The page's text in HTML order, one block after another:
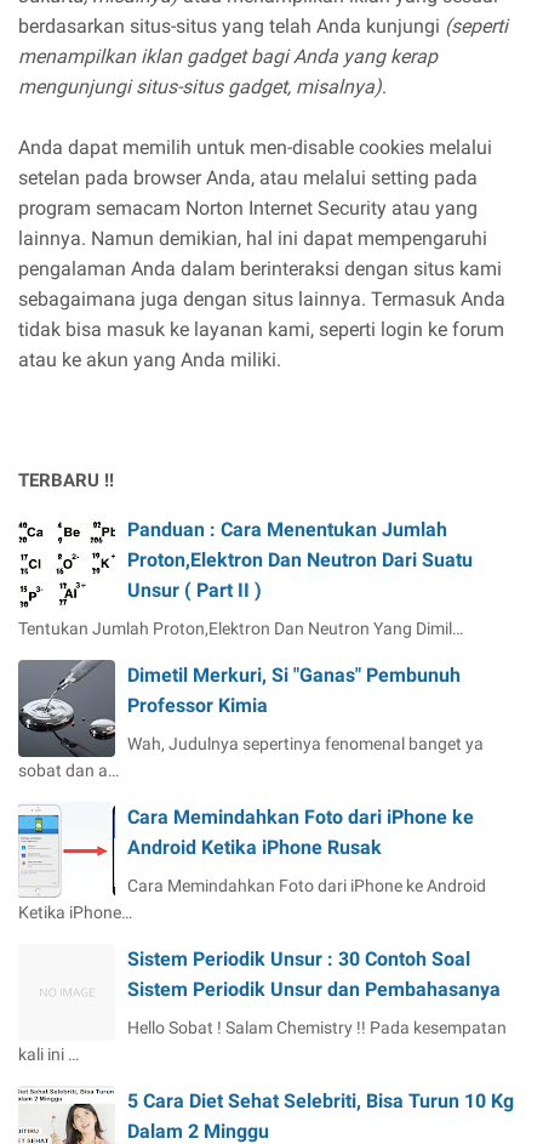
berdasarkan situs-situs yang telah Anda kunjungi (seperti
menampilkan iklan gadget bagi Anda yang kerap
mengunjungi situs-situs gadget, misalnya).
Anda dapat memilih untuk men-disable cookies melalui
setelan pada browser Anda, atau melalui setting pada
program semacam Norton Internet Security atau yang
lainnya. Namun demikian, hal ini dapat mempengaruhi
pengalaman Anda dalam berinteraksi dengan situs kami
sebagaimana juga dengan situs lainnya. Termasuk Anda
tidak bisa masuk ke layanan kami, seperti login ke forum
atau ke akun yang Anda miliki.
TERBARU !!
Panduan : Cara Menentukan Jumlah
Proton,Elektron Dan Neutron Dari Suatu
Unsur ( Part II )
Tentukan Jumlah Proton,Elektron Dan Neutron Yang Dimil…
Dimetil Merkuri, Si "Ganas" Pembunuh
Professor Kimia
Wah, Judulnya sepertinya fenomenal banget ya
sobat dan a…
Cara Memindahkan Foto dari iPhone ke
Android Ketika iPhone Rusak
Cara Memindahkan Foto dari iPhone ke Android
Ketika iPhone…
Sistem Periodik Unsur : 30 Contoh Soal
Sistem Periodik Unsur dan Pembahasanya
Hello Sobat ! Salam Chemistry !! Pada kesempatan
kali ini …
5 Cara Diet Sehat Selebriti, Bisa Turun 10 Kg
Dalam 2 Minggu